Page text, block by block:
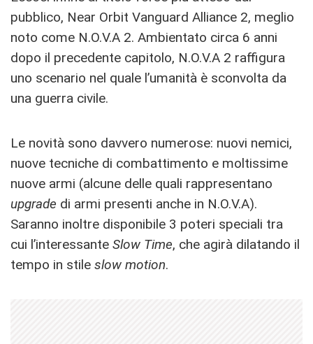
pubblico, Near Orbit Vanguard Alliance 2, meglio
noto come N.O.V.A 2. Ambientato circa 6 anni
dopo il precedente capitolo, N.O.V.A 2 raffigura
uno scenario nel quale l’umanità è sconvolta da
una guerra civile.
Le novità sono davvero numerose: nuovi nemici,
nuove tecniche di combattimento e moltissime
nuove armi (alcune delle quali rappresentano
upgrade di armi presenti anche in N.O.V.A).
Saranno inoltre disponibile 3 poteri speciali tra
cui l’interessante Slow Time, che agirà dilatando il
tempo in stile slow motion.